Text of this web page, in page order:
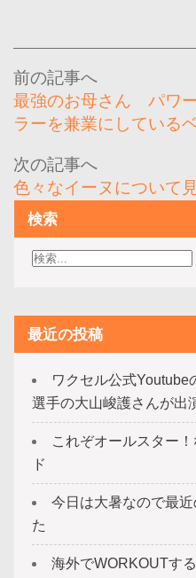
投
稿
ナ
ビ
ゲ
ー
シ
ョ
最強のお母さん パワ
ラーを兼業にしている
色々なイーヌについて
検索
最近の投稿
ワクセル公式Youtube
選手の大山峻護さんが出
これぞオールスター
ド
今日は大暑なので最
た
海外でWORKOUTす